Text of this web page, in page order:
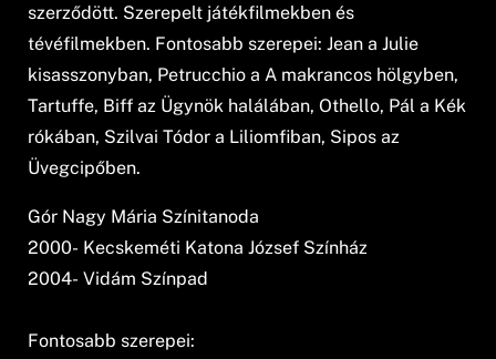
szerződött. Szerepelt játékfilmekben és
tévéfilmekben. Fontosabb szerepei: Jean a Julie
kisasszonyban, Petrucchio a A makrancos hölgyben,
Tartuffe, Biff az Ügynök halálában, Othello, Pál a Kék
rókában, Szilvai Tódor a Liliomfiban, Sipos az
Üvegcipőben.
Gór Nagy Mária Színitanoda
2000- Kecskeméti Katona József Színház
2004- Vidám Színpad
Fontosabb szerepei: